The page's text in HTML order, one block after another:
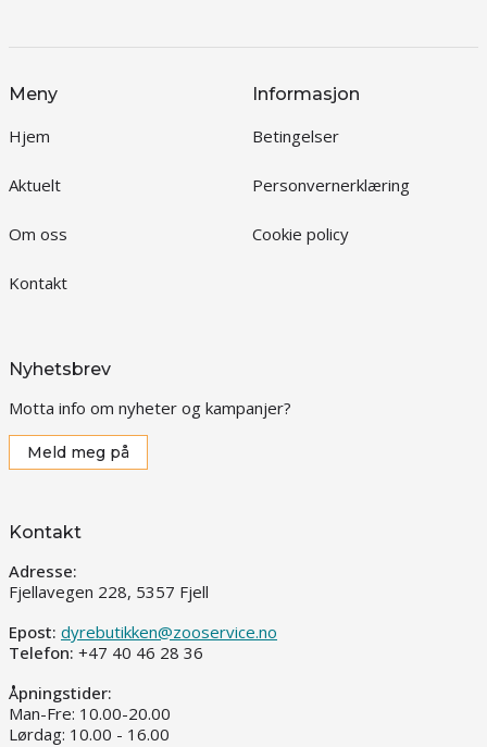
Meny
Hjem
Aktuelt
Om oss
Kontakt
Informasjon
Betingelser
Personvernerklæring
Cookie policy
Nyhetsbrev
Motta info om nyheter og kampanjer?
Meld meg på
Kontakt
Adresse:
Fjellavegen 228, 5357 Fjell
Epost: dyrebutikken@zooservice.no
Telefon: +47 40 46 28 36
Åpningstider:
Man-Fre: 10.00-20.00
Lørdag: 10.00 - 16.00